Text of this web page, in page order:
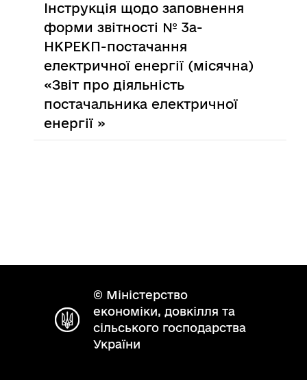
Інструкція щодо заповнення
форми звітності № 3а-
НКРЕКП-постачання
електричної енергії (місячна)
«Звіт про діяльність
постачальника електричної
енергії »
© Міністерство
економіки, довкілля та
сільського господарства
України